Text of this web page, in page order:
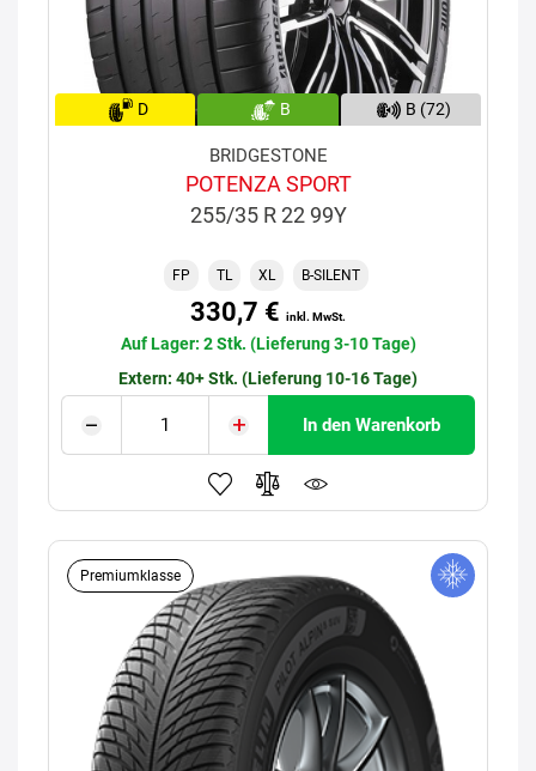
D B B (72)
BRIDGESTONE
POTENZA SPORT
255/35 R 22 99Y
FP TL XL B-SILENT
330,7 € inkl. MwSt.
Auf Lager: 2 Stk. (Lieferung 3-10 Tage)
Extern: 40+ Stk. (Lieferung 10-16 Tage)
In den Warenkorb
Premiumklasse